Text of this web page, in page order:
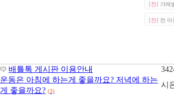
[찬] 갸레
[찬] 전 아
배틀톡 게시판 이용안내
운동은 아침에 하는게 좋을까요? 저녁에 하는
게 좋을까요? (3)
시